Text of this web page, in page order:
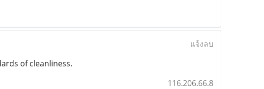
แจ้งลบ
of cleanliness.
116.206.66.8